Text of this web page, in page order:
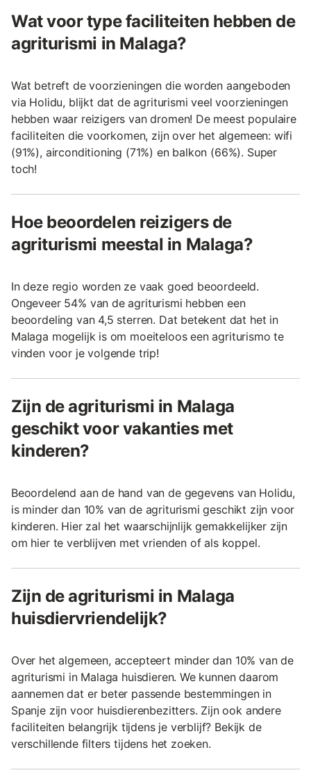
Wat voor type faciliteiten hebben de
agriturismi in Malaga?
Wat betreft de voorzieningen die worden aangeboden
via Holidu, blijkt dat de agriturismi veel voorzieningen
hebben waar reizigers van dromen! De meest populaire
faciliteiten die voorkomen, zijn over het algemeen: wifi
(91%), airconditioning (71%) en balkon (66%). Super
toch!
Hoe beoordelen reizigers de
agriturismi meestal in Malaga?
In deze regio worden ze vaak goed beoordeeld.
Ongeveer 54% van de agriturismi hebben een
beoordeling van 4,5 sterren. Dat betekent dat het in
Malaga mogelijk is om moeiteloos een agriturismo te
vinden voor je volgende trip!
Zijn de agriturismi in Malaga
geschikt voor vakanties met
kinderen?
Beoordelend aan de hand van de gegevens van Holidu,
is minder dan 10% van de agriturismi geschikt zijn voor
kinderen. Hier zal het waarschijnlijk gemakkelijker zijn
om hier te verblijven met vrienden of als koppel.
Zijn de agriturismi in Malaga
huisdiervriendelijk?
Over het algemeen, accepteert minder dan 10% van de
agriturismi in Malaga huisdieren. We kunnen daarom
aannemen dat er beter passende bestemmingen in
Spanje zijn voor huisdierenbezitters. Zijn ook andere
faciliteiten belangrijk tijdens je verblijf? Bekijk de
verschillende filters tijdens het zoeken.